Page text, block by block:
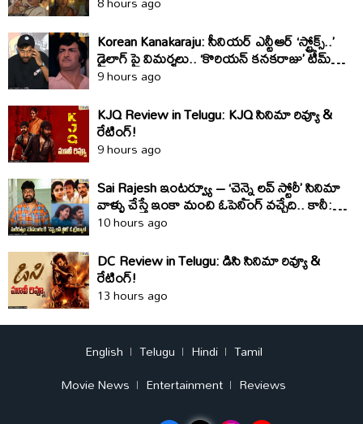
Korean Kanakaraju: సీనియర్ ఎన్టీఆర్ ‘స్ట్రోక్స్..’
డైలాగ్ పై విమర్శలు.. ‘కొరియన్ కనకరాజు’ టీమ్
క్లారిటీ ఇది
9 hours ago
KJQ Review in Telugu: KJQ సినిమా రివ్యూ &
రేటింగ్!
9 hours ago
Sai Rajesh ఇంటర్వ్యూ – ‘చెన్నై లవ్ స్టోరీ’ సినిమా
వాళ్ళు చేస్తే ఇంకా మంచి ఓపెనింగ్ వచ్చేది.. కానీ:
సాయి రాజేష్
10 hours ago
DC Review in Telugu: డిసి సినిమా రివ్యూ &
రేటింగ్!
13 hours ago
English Telugu Hindi
Tamil
Movie News
Entertainment Reviews